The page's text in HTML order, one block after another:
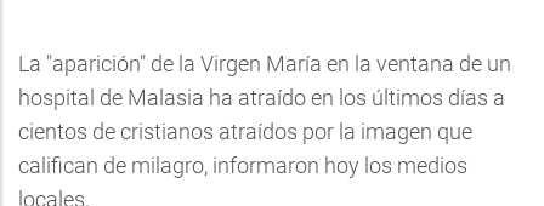
La "aparición" de la Virgen María en la ventana de un
hospital de Malasia ha atraído en los últimos días a
cientos de cristianos atraídos por la imagen que
califican de milagro, informaron hoy los medios
locales.